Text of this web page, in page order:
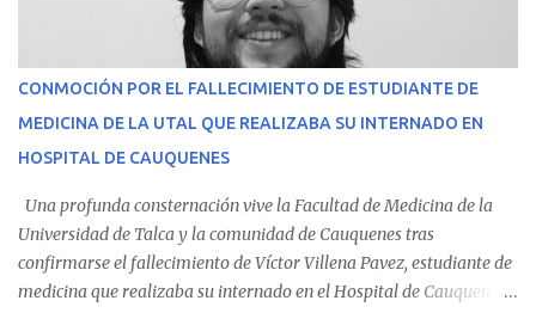
CONMOCIÓN POR EL FALLECIMIENTO DE ESTUDIANTE DE
MEDICINA DE LA UTAL QUE REALIZABA SU INTERNADO EN
HOSPITAL DE CAUQUENES
Una profunda consternación vive la Facultad de Medicina de la
Universidad de Talca y la comunidad de Cauquenes tras
confirmarse el fallecimiento de Víctor Villena Pavez, estudiante de
medicina que realizaba su internado en el Hospital de Cauquenes.